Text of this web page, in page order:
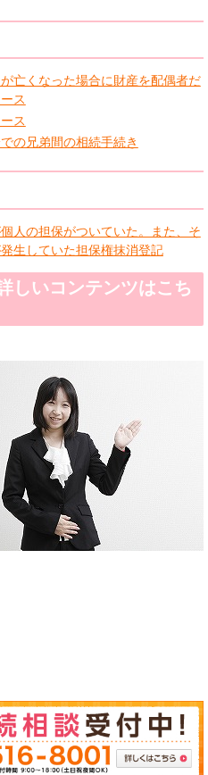
亡くなった場合に財産を配偶者だ
ス
ス
の兄弟間の相続手続き
人の担保がついていた。また、そ
生していた担保権抹消登記
しいコンテンツはこち